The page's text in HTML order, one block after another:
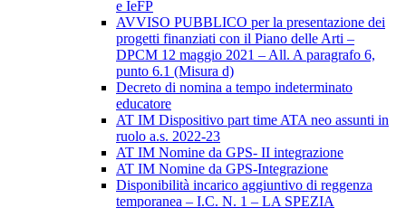
e IeFP
AVVISO PUBBLICO per la presentazione dei
progetti finanziati con il Piano delle Arti –
DPCM 12 maggio 2021 – All. A paragrafo 6,
punto 6.1 (Misura d)
Decreto di nomina a tempo indeterminato
educatore
AT IM Dispositivo part time ATA neo assunti in
ruolo a.s. 2022-23
AT IM Nomine da GPS- II integrazione
AT IM Nomine da GPS-Integrazione
Disponibilità incarico aggiuntivo di reggenza
temporanea – I.C. N. 1 – LA SPEZIA